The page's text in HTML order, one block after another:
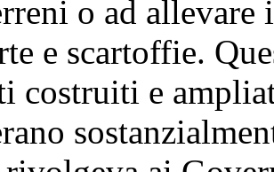
o ad allevare
e scartoffie.
costruiti e